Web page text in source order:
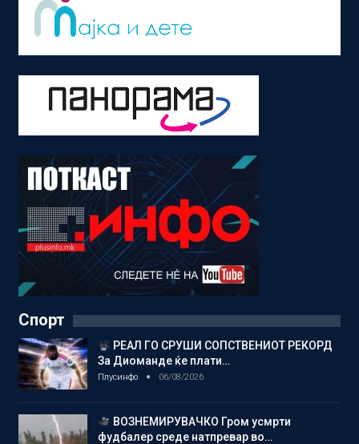
Спорт
РЕАЛ ГО СРУШИ СОПСТВЕНИОТ РЕКОРД
За Диоманде ќе плати…
Плусинфо 06/08/2026
ВОЗНЕМИРУВАЧКО Гром усмрти
фудбалер среде натпревар во…